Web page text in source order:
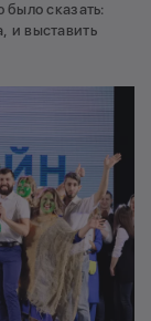
сказать:
и выставить